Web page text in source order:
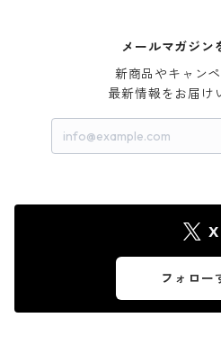
メールマガジン
新商品やキャン
最新情報をお届け
X
フォロー